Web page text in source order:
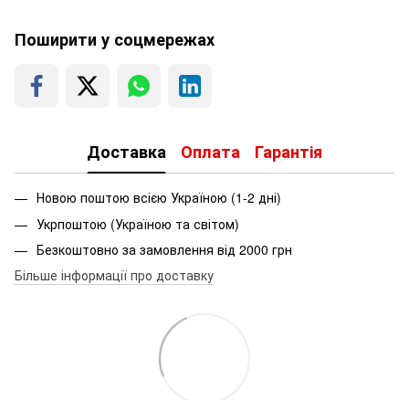
Поширити у соцмережах
Доставка Оплата Гарантія
Новою поштою всією Україною (1-2 дні)
Укрпоштою (Україною та світом)
Безкоштовно за замовлення від 2000 грн
Більше інформації про доставку